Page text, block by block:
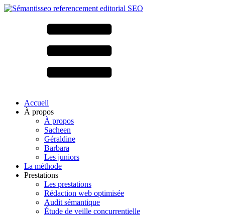
Accueil
À propos
À propos
Sacheen
Géraldine
Barbara
Les juniors
La méthode
Prestations
Les prestations
Rédaction web optimisée
Audit sémantique
Étude de veille concurrentielle